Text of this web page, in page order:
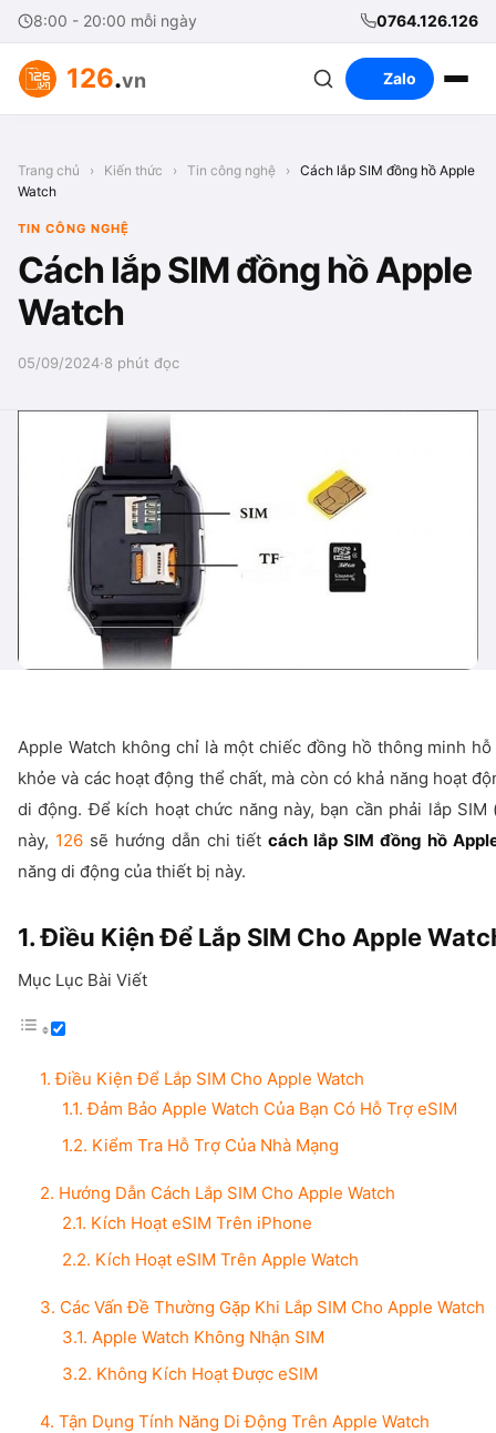
8:00 - 20:00 mỗi ngày 0764.126.126
126.vn Zalo
Trang chủ › Kiến thức › Tin công nghệ › Cách lắp SIM đồng hồ Apple
Watch
TIN CÔNG NGHỆ
Cách lắp SIM đồng hồ Apple
Watch
05/09/2024·8 phút đọc
Apple Watch không chỉ là một chiếc đồng hồ thông minh
khỏe và các hoạt động thể chất, mà còn có khả năng hoạt
di động. Để kích hoạt chức năng này, bạn cần phải lắp SIM
này, 126sẽ hướng dẫn chi tiếtcách lắp SIM đồng hồ
năng di động của thiết bị này.
1. Điều Kiện Để Lắp SIM Cho Apple
Mục Lục Bài Viết
1. Điều Kiện Để Lắp SIM Cho Apple Watch
1.1. Đảm Bảo Apple Watch Của Bạn Có Hỗ Trợ eSIM
1.2. Kiểm Tra Hỗ Trợ Của Nhà Mạng
2. Hướng Dẫn Cách Lắp SIM Cho Apple Watch
2.1. Kích Hoạt eSIM Trên iPhone
2.2. Kích Hoạt eSIM Trên Apple Watch
3. Các Vấn Đề Thường Gặp Khi Lắp SIM Cho Apple Watch
3.1. Apple Watch Không Nhận SIM
3.2. Không Kích Hoạt Được eSIM
4. Tận Dụng Tính Năng Di Động Trên Apple Watch